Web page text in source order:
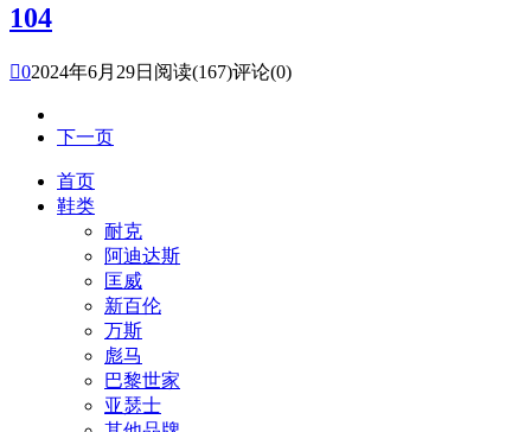
104
02024年6月29日 阅读(167)评论(0)
下一页
首页
鞋类
耐克
阿迪达斯
匡威
新百伦
万斯
彪马
巴黎世家
亚瑟士